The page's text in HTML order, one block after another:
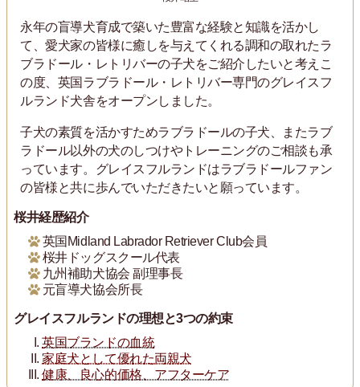
永年の盲導犬育成で築いた豊富な経験と知識を活かし
て、愛犬家の皆様に癒しを与えてくれる調和の取れたラ
ブラドール・レトリバーの子犬をご紹介したいと考えこ
の度、英国ラブラドール・レトリバー専門のグレイスフ
ルランド犬舎をオープンしました。
子犬の素質を活かすためラブラドールの子犬、またラブ
ラドール以外の犬のしつけやトレーニングのご相談も承
っています。グレイスフルランドはラブラドールファン
の皆様と共に歩んでいただきたいと願っています。
桜井経歴紹介
英国Midland Labrador Retriever Club会員
桜井ドッグスクール代表
九州補助犬協会 副理事長
元盲導犬協会所長
グレイスフルランドの理想と3つの約束
英国ブランドの血統
家庭犬として優れた両親犬
健康、良心的価格、アフターケア